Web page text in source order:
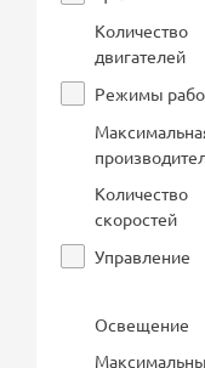
Количество
двигателей
Режимы
Количество
скоростей
Управление
Освещение